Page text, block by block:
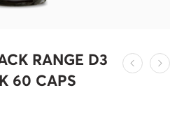
RANGE D3
60 CAPS